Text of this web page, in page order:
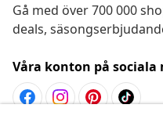
Gå med över 700 000
deals,
Våra konton på sociala